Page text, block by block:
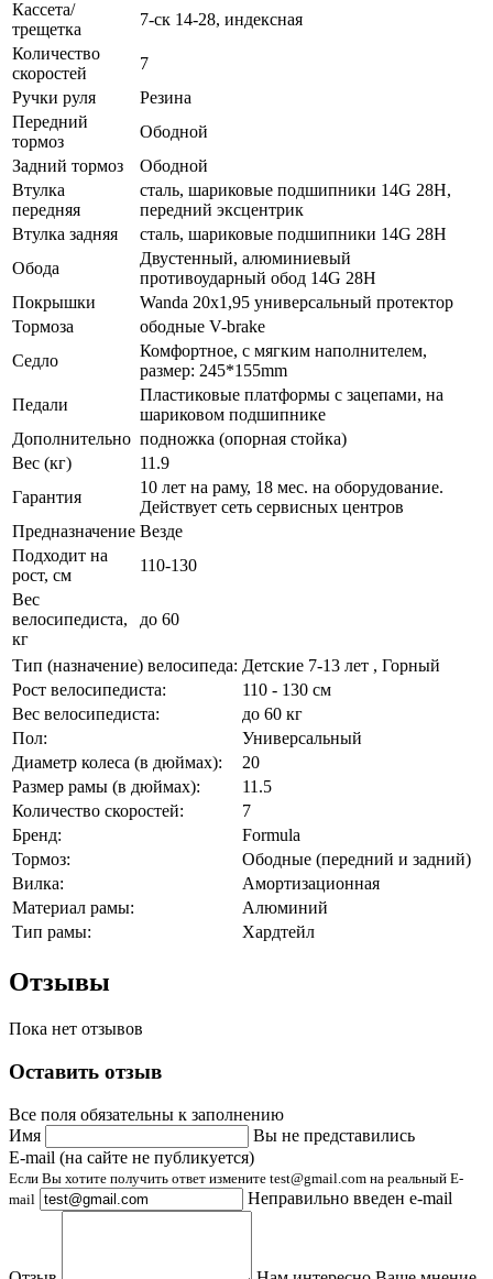
Кассета/
трещетка
7-ск 14-28, индексная
Количество
скоростей
7
Ручки руля
Резина
Передний
тормоз
Ободной
Задний тормоз
Ободной
Втулка
передняя
сталь, шариковые подшипники 14G 28H,
передний эксцентрик
Втулка задняя
сталь, шариковые подшипники 14G 28H
Обода
Двустенный, алюминиевый
противоударный обод 14G 28H
Покрышки
Wanda 20x1,95 универсальный протектор
Тормоза
ободные V-brake
Седло
Комфортное, с мягким наполнителем,
размер: 245*155mm
Педали
Пластиковые платформы с зацепами, на
шариковом подшипнике
Дополнительно подножка (опорная стойка)
Вес (кг)
11.9
Гарантия
10 лет на раму, 18 мес. на оборудование.
Действует сеть сервисных центров
Предназначение Везде
Подходит на
рост, см
110-130
Вес
велосипедиста,
кг
до 60
Тип (назначение) велосипеда: Детские 7-13 лет , Горный
Рост велосипедиста:
110 - 130 см
Вес велосипедиста:
до 60 кг
Пол:
Универсальный
Диаметр колеса (в дюймах):
20
Размер рамы (в дюймах):
11.5
Количество скоростей:
7
Бренд:
Formula
Тормоз:
Ободные (передний и задний)
Вилка:
Амортизационная
Материал рамы:
Алюминий
Тип рамы:
Хардтейл
Отзывы
Пока нет отзывов
Оставить отзыв
Все поля обязательны к заполнению
Имя
Вы не представились
E-mail (на сайте не публикуется)
Если Вы хотите получить ответ измените test@gmail.com на реальный E-
mail
Неправильно введен e-mail